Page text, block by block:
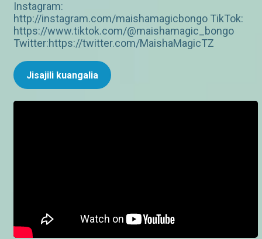
Instagram:
http://instagram.com/maishamagicbongo TikTok:
https://www.tiktok.com/@maishamagic_bongo
Twitter:https://twitter.com/MaishaMagicTZ
Jisajili kuangalia